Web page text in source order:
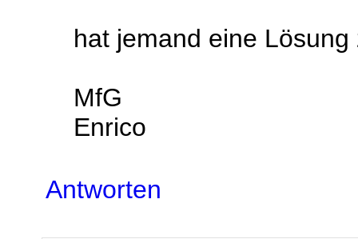
hat jemand eine
MfG
Enrico
Antworten